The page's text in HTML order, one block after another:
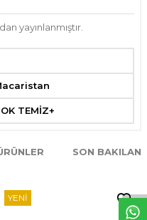
yayınlanmıştır.
TEMİZ+
SON
YENI